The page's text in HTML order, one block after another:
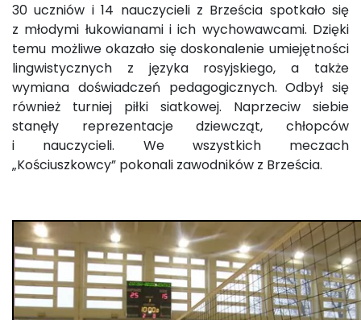
30 uczniów i 14 nauczycieli z Brześcia spotkało się
z młodymi łukowianami i ich wychowawcami. Dzięki
temu możliwe okazało się doskonalenie umiejętności
lingwistycznych z języka rosyjskiego, a także
wymiana doświadczeń pedagogicznych. Odbył się
również turniej piłki siatkowej. Naprzeciw siebie
stanęły reprezentacje dziewcząt, chłopców
i nauczycieli. We wszystkich meczach
„Kościuszkowcy” pokonali zawodników z Brześcia.